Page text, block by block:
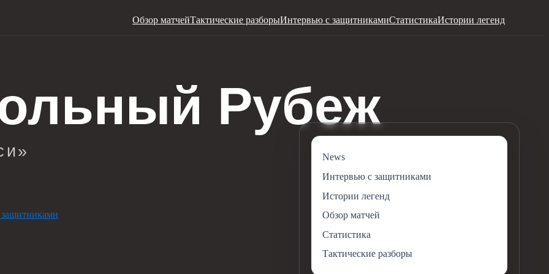
Обзор матчейТактические разборыИнтервью с защитникамиСтатистикаИстории легенд
News
Интервью с защитниками
Истории легенд
Обзор матчей
Статистика
Тактические разборы